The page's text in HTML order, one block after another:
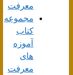
معرفت
مجموعه
کتاب
آموزه
های
معرفت